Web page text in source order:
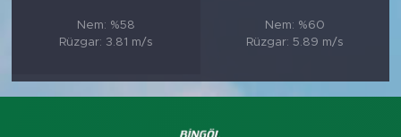
Nem: %58
Rüzgar: 3.81 m/s
Nem: %60
Rüzgar: 5.89 m/s